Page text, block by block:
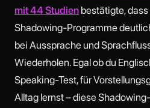
mit 44 Studien bestätigte,
Shadowing-Programme
bei Aussprache und
Wiederholen. Egal ob du
Speaking-Test, für
Alltag lernst – diese